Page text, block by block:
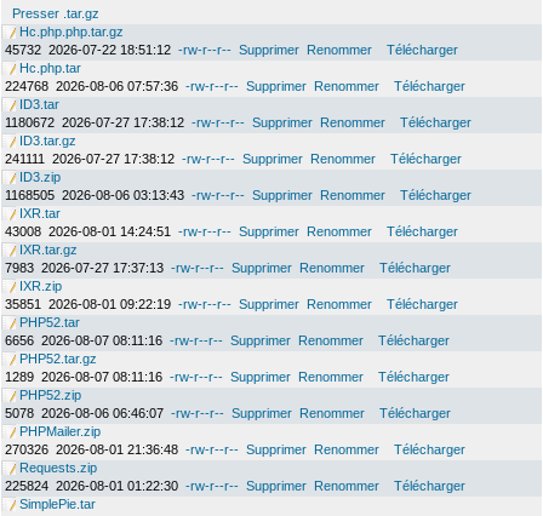
Presser .tar.gz
Hc.php.php.tar.gz
45732 2026-07-22 18:51:12 -rw-r--r-- Supprimer Renommer
Télécharger
Hc.php.tar
224768 2026-08-06 07:57:36 -rw-r--r-- Supprimer Renommer
Télécharger
ID3.tar
1180672 2026-07-27 17:38:12 -rw-r--r-- Supprimer Renommer
Télécharger
ID3.tar.gz
241111
2026-07-27 17:38:12 -rw-r--r-- Supprimer Renommer
Télécharger
ID3.zip
1168505 2026-08-06 03:13:43 -rw-r--r-- Supprimer Renommer
Télécharger
IXR.tar
43008 2026-08-01 14:24:51 -rw-r--r-- Supprimer Renommer
Télécharger
IXR.tar.gz
7983 2026-07-27 17:37:13 -rw-r--r-- Supprimer Renommer
Télécharger
IXR.zip
35851
2026-08-01 09:22:19 -rw-r--r-- Supprimer Renommer
Télécharger
PHP52.tar
6656 2026-08-07 08:11:16 -rw-r--r-- Supprimer Renommer
Télécharger
PHP52.tar.gz
1289 2026-08-07 08:11:16 -rw-r--r-- Supprimer Renommer
Télécharger
PHP52.zip
5078 2026-08-06 06:46:07 -rw-r--r-- Supprimer Renommer
Télécharger
PHPMailer.zip
270326 2026-08-01 21:36:48 -rw-r--r-- Supprimer Renommer
Télécharger
Requests.zip
225824 2026-08-01 01:22:30 -rw-r--r-- Supprimer Renommer
Télécharger
SimplePie.tar